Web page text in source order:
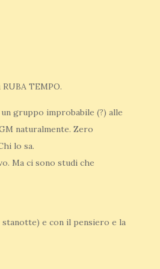
TEMPO.
gruppo improbabile (?) alle
naturalmente. Zero
lo sa.
Ma ci sono studi che
e con il pensiero e la